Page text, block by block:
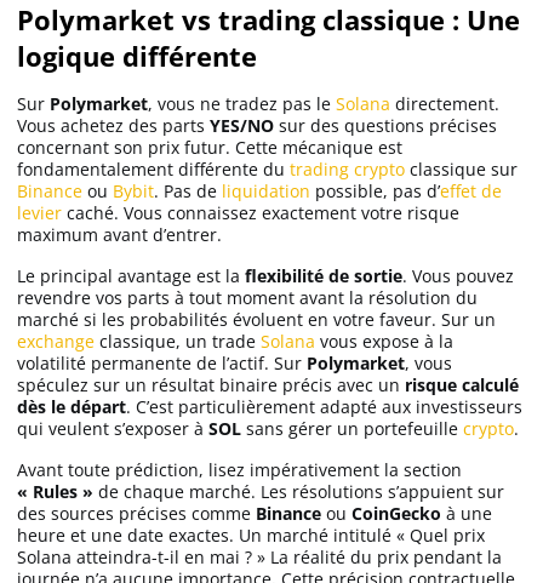
Polymarket vs trading classique : Une
logique différente
Sur Polymarket, vous ne tradez pas le Solana directement.
Vous achetez des parts YES/NO sur des questions précises
concernant son prix futur. Cette mécanique est
fondamentalement différente du trading crypto classique sur
Binance ou Bybit. Pas de liquidation possible, pas d’effet de
levier caché. Vous connaissez exactement votre risque
maximum avant d’entrer.
Le principal avantage est la flexibilité de sortie. Vous pouvez
revendre vos parts à tout moment avant la résolution du
marché si les probabilités évoluent en votre faveur. Sur un
exchange classique, un trade Solana vous expose à la
volatilité permanente de l’actif. Sur Polymarket, vous
spéculez sur un résultat binaire précis avec un risque calculé
dès le départ. C’est particulièrement adapté aux investisseurs
qui veulent s’exposer à SOL sans gérer un portefeuille crypto.
Avant toute prédiction, lisez impérativement la section
« Rules » de chaque marché. Les résolutions s’appuient sur
des sources précises comme Binance ou CoinGecko à une
heure et une date exactes. Un marché intitulé « Quel prix
Solana atteindra-t-il en mai ? » La réalité du prix pendant la